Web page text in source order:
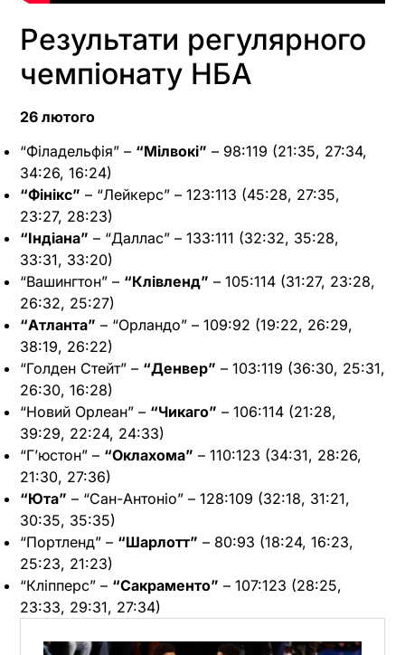
Результати регулярного
чемпіонату НБА
26 лютого
“Філадельфія” – “Мілвокі” – 98:119 (21:35, 27:34,
34:26, 16:24)
“Фінікс” – “Лейкерс” – 123:113 (45:28, 27:35,
23:27, 28:23)
“Індіана” – “Даллас” – 133:111 (32:32, 35:28,
33:31, 33:20)
“Вашингтон” – “Клівленд” – 105:114 (31:27, 23:28,
26:32, 25:27)
“Атланта” – “Орландо” – 109:92 (19:22, 26:29,
38:19, 26:22)
“Голден Стейт” – “Денвер” – 103:119 (36:30, 25:31,
26:30, 16:28)
“Новий Орлеан” – “Чикаго” – 106:114 (21:28,
39:29, 22:24, 24:33)
“Г’юстон” – “Оклахома” – 110:123 (34:31, 28:26,
21:30, 27:36)
“Юта” – “Сан-Антоніо” – 128:109 (32:18, 31:21,
30:35, 35:35)
“Портленд” – “Шарлотт” – 80:93 (18:24, 16:23,
25:23, 21:23)
“Кліпперс” – “Сакраменто” – 107:123 (28:25,
23:33, 29:31, 27:34)